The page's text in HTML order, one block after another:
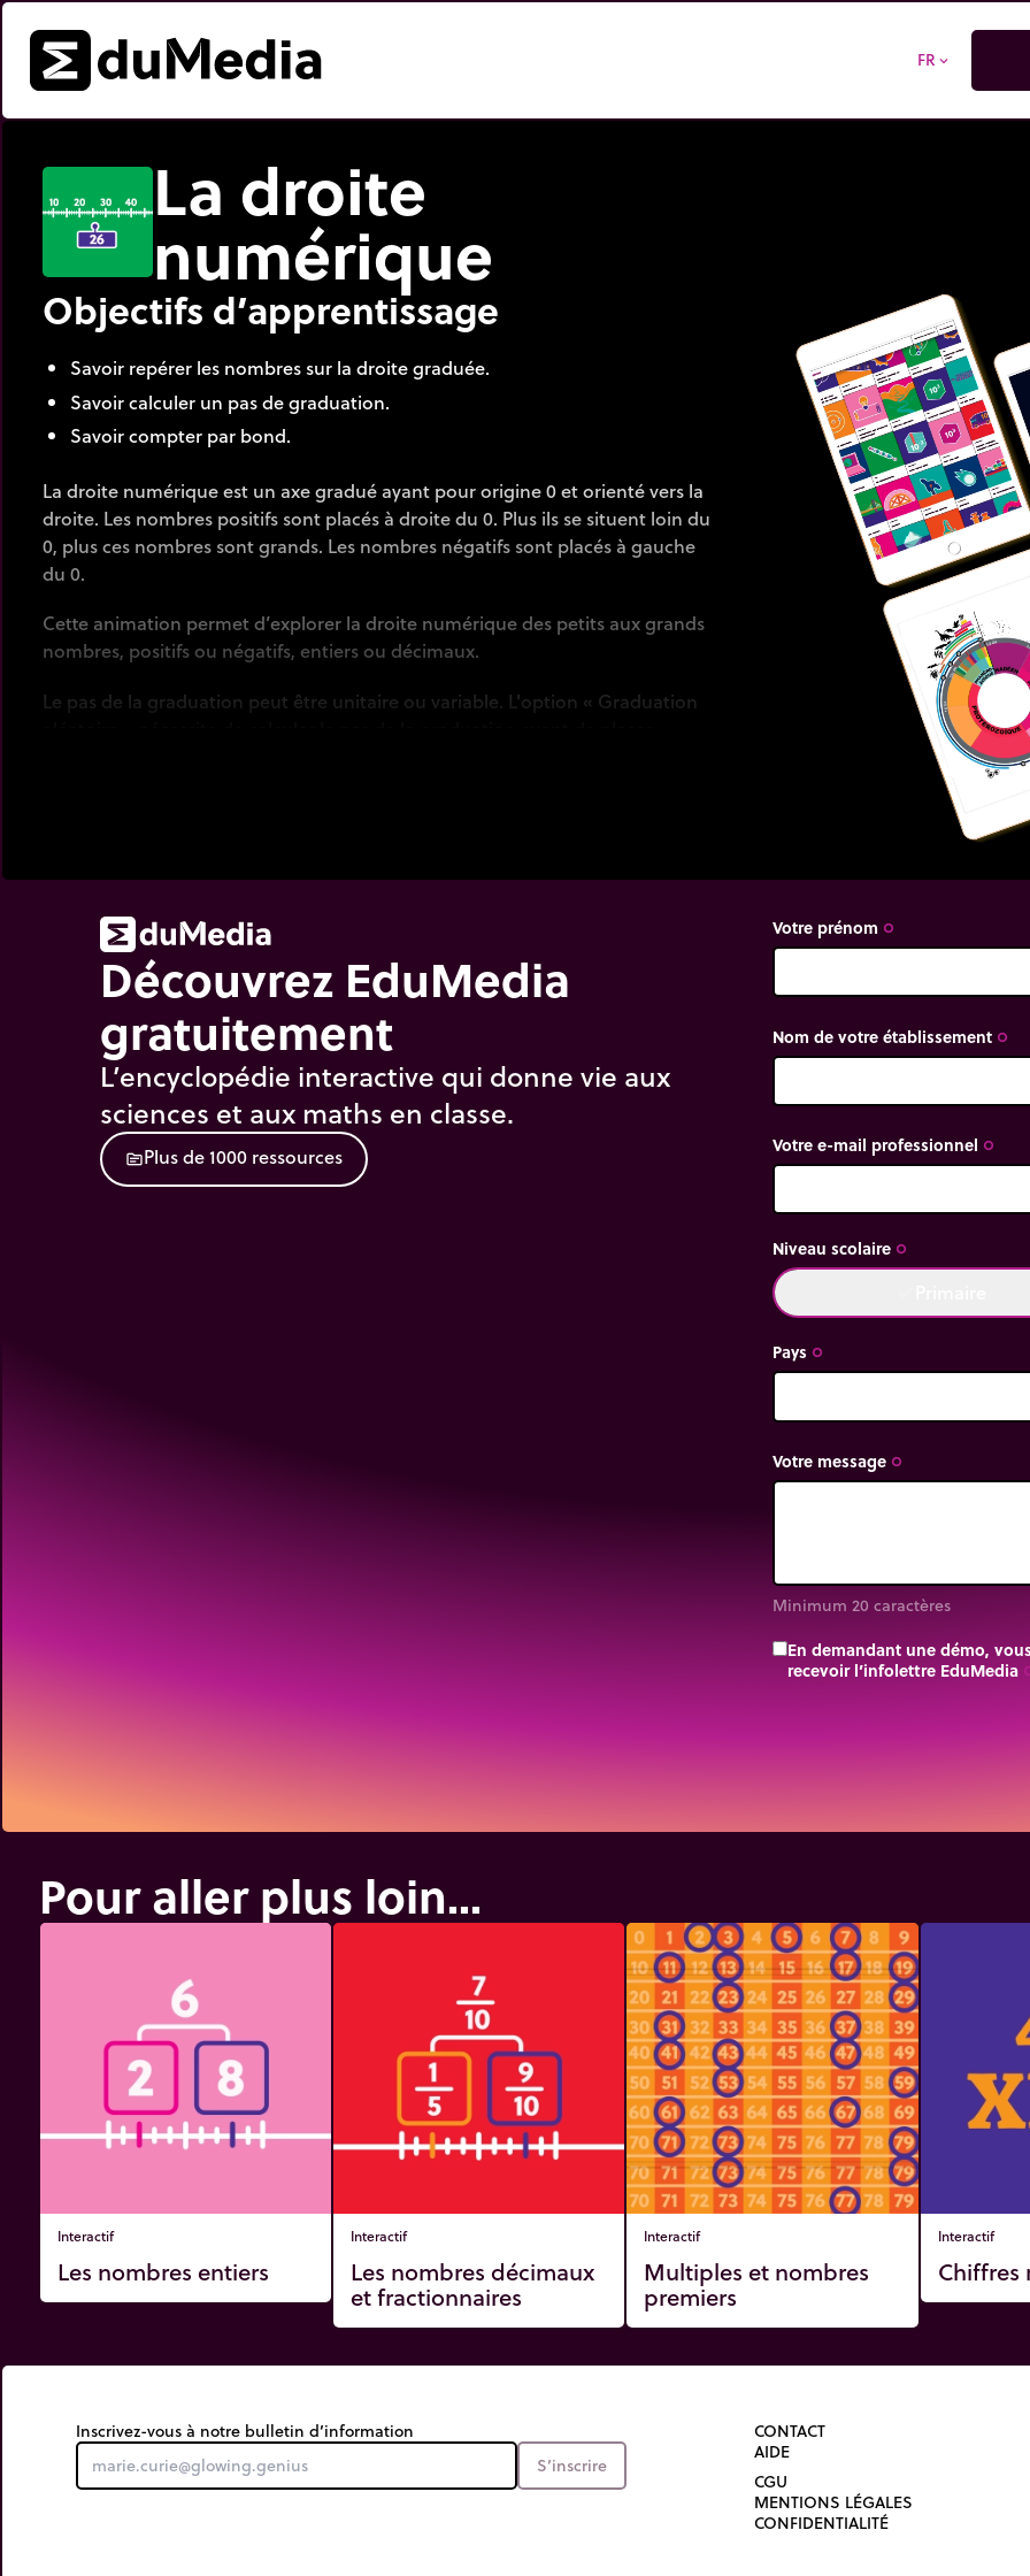
FR expand_more
La droite
numérique
Objectifs d’apprentissage
Savoir repérer les nombres sur la droite graduée.
Savoir calculer un pas de graduation.
Savoir compter par bond.
La droite numérique est un axe gradué ayant pour origine 0 et orienté vers la
droite. Les nombres positifs sont placés à droite du 0. Plus ils se situent loin du
0, plus ces nombres sont grands. Les nombres négatifs sont placés à gauche
du 0.
Cette animation permet d’explorer la droite numérique des petits aux grands
nombres, positifs ou négatifs, entiers ou décimaux.
Le pas de la graduation peut être unitaire ou variable. L'option « Graduation
Découvrez EduMedia
gratuitement
L’encyclopédie interactive qui donne vie aux
sciences et aux maths en classe.
sourcePlusde1000 ressources
Votre prénom trip_origin
Nom de votre établissement trip_origin
Votre e-mail professionnel trip_origin
Niveau scolaire trip_origin
Pays trip_origin
Votre message trip_origin
Minimum 20 caractères
En demandant une démo,
recevoir l’infolettre EduMedia
Pour aller plus loin...
Interactif
Les nombres entiers
Interactif
Les nombres décimaux
et fractionnaires
Interactif
Multiples et nombres
premiers
Interactif
Chiffres
Inscrivez-vous à notre bulletin d’information
S’inscrire
CONTACT
AIDE
CGU
MENTIONS LÉGALES
CONFIDENTIALITÉ